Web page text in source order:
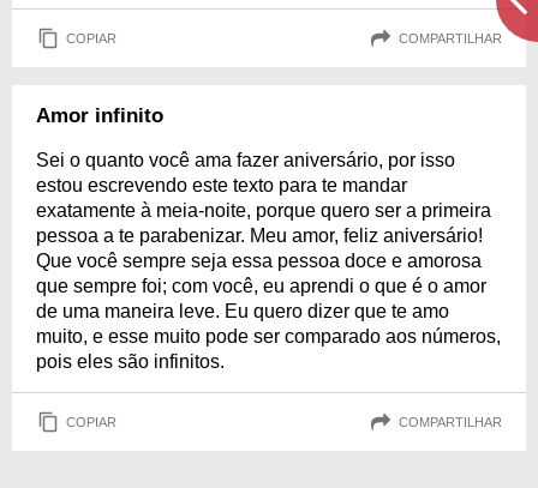
COPIAR COMPARTILHAR
Amor infinito
Sei o quanto você ama fazer aniversário, por isso
estou escrevendo este texto para te mandar
exatamente à meia-noite, porque quero ser a primeira
pessoa a te parabenizar. Meu amor, feliz aniversário!
Que você sempre seja essa pessoa doce e amorosa
que sempre foi; com você, eu aprendi o que é o amor
de uma maneira leve. Eu quero dizer que te amo
muito, e esse muito pode ser comparado aos números,
pois eles são infinitos.
COPIAR COMPARTILHAR